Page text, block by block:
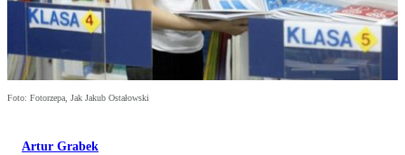
Foto: Fotorzepa, Jak Jakub Ostałowski
Artur Grabek